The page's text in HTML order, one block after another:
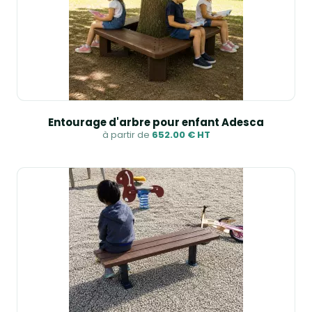
Entourage d'arbre pour enfant Adesca
à partir de 652.00 € HT